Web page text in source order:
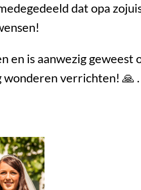
dat opa
en is aanwezig
wonderen verrichten! 🙏 .